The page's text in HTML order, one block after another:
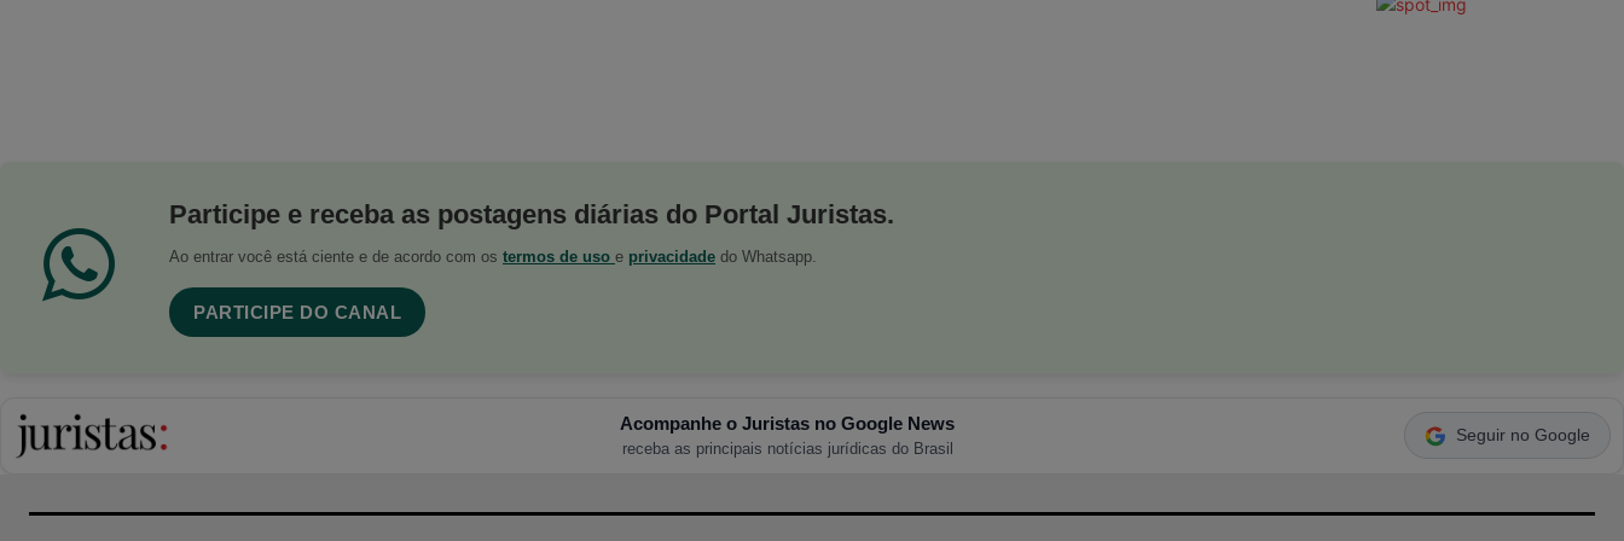
Participe e receba as postagens diárias do Portal Juristas.
Ao entrar você está ciente e de acordo com os termos de uso e privacidade do Whatsapp.
PARTICIPE DO CANAL
Acompanhe o Juristas no Google News
receba as principais notícias jurídicas do Brasil
Seguir no Google